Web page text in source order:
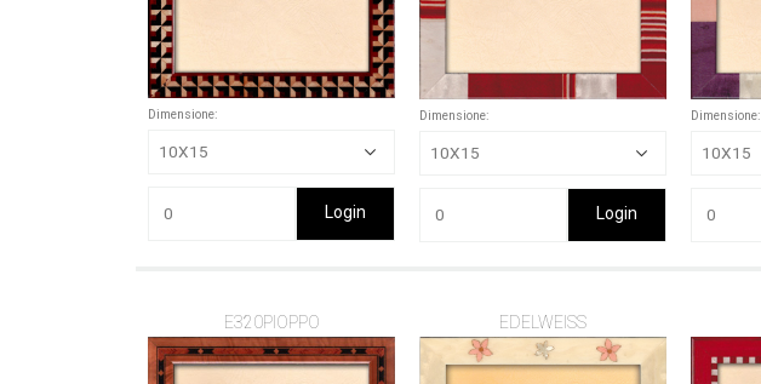
Dimensione:
Login
Dimensione:
Login
Dimensione:
E320PIOPPO EDELWEISS